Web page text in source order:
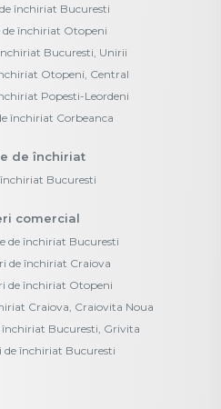
închiriat Bucuresti
închiriat Otopeni
Bucuresti, Unirii
Otopeni, Central
Popesti-Leordeni
închiriat Corbeanca
de închiriat
închiriat Bucuresti
comercial
de închiriat Bucuresti
de închiriat Craiova
de închiriat Otopeni
Craiova, Craiovita Noua
închiriat Bucuresti, Grivita
de închiriat Bucuresti